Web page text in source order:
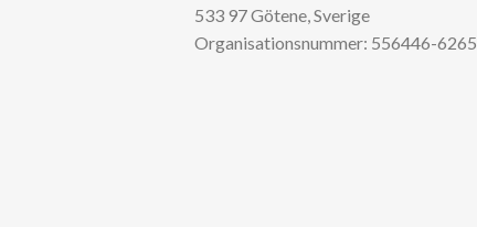
533 97 Götene, Sverige
Organisationsnummer: 556446-6265